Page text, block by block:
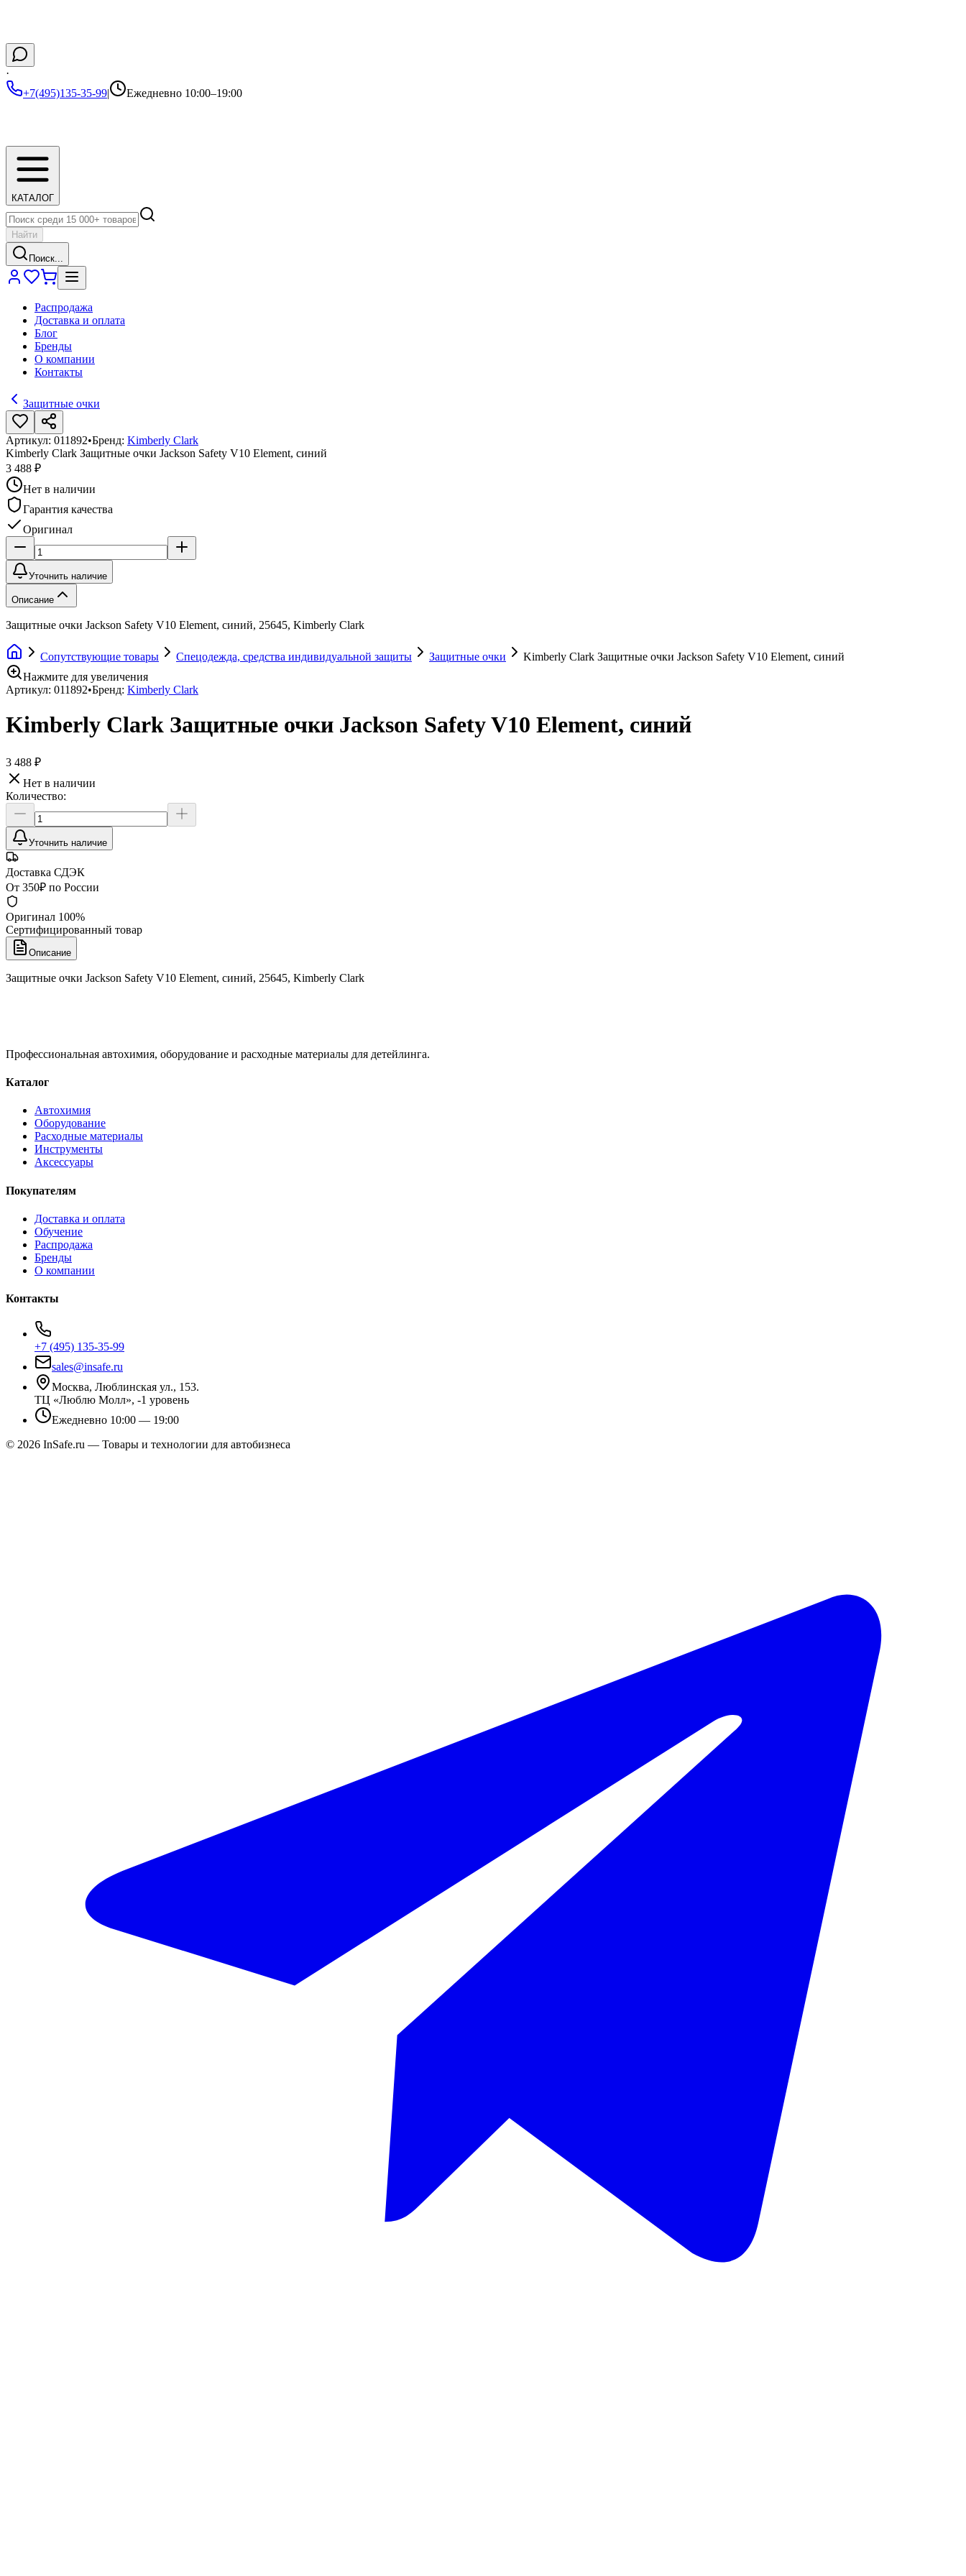
·
+7(495)135-35-99| Ежедневно 10:00–19:00
КАТАЛОГ
Найти
Поиск...
Распродажа
Доставка и оплата
Блог
Бренды
О компании
Контакты
Защитные очки
Артикул: 011892•Бренд: Kimberly Clark
Kimberly Clark Защитные очки Jackson Safety V10 Element, синий
3 488 ₽
Нет в наличии
Гарантия качества
Оригинал
Уточнить наличие
Описание
Защитные очки Jackson Safety V10 Element, синий, 25645, Kimberly Clark
Сопутствующие товары Спецодежда, средства индивидуальной защиты Защитные очки
Kimberly Clark Защитные очки Jackson Safety V10 Element, синий
Нажмите для увеличения
Артикул: 011892•Бренд: Kimberly Clark
Kimberly Clark Защитные очки Jackson Safety V10 Element, синий
3 488 ₽
Нет в наличии
Количество:
Уточнить наличие
Доставка СДЭК
От 350₽ по России
Оригинал 100%
Сертифицированный товар
Описание
Защитные очки Jackson Safety V10 Element, синий, 25645, Kimberly Clark
Профессиональная автохимия, оборудование и расходные материалы для детейлинга.
Каталог
Автохимия
Оборудование
Расходные материалы
Инструменты
Аксессуары
Покупателям
Доставка и оплата
Обучение
Распродажа
Бренды
О компании
Контакты
+7 (495) 135-35-99
sales@insafe.ru
Москва, Люблинская ул., 153.
ТЦ «Люблю Молл», -1 уровень
Ежедневно 10:00 — 19:00
© 2026 InSafe.ru — Товары и технологии для автобизнеса